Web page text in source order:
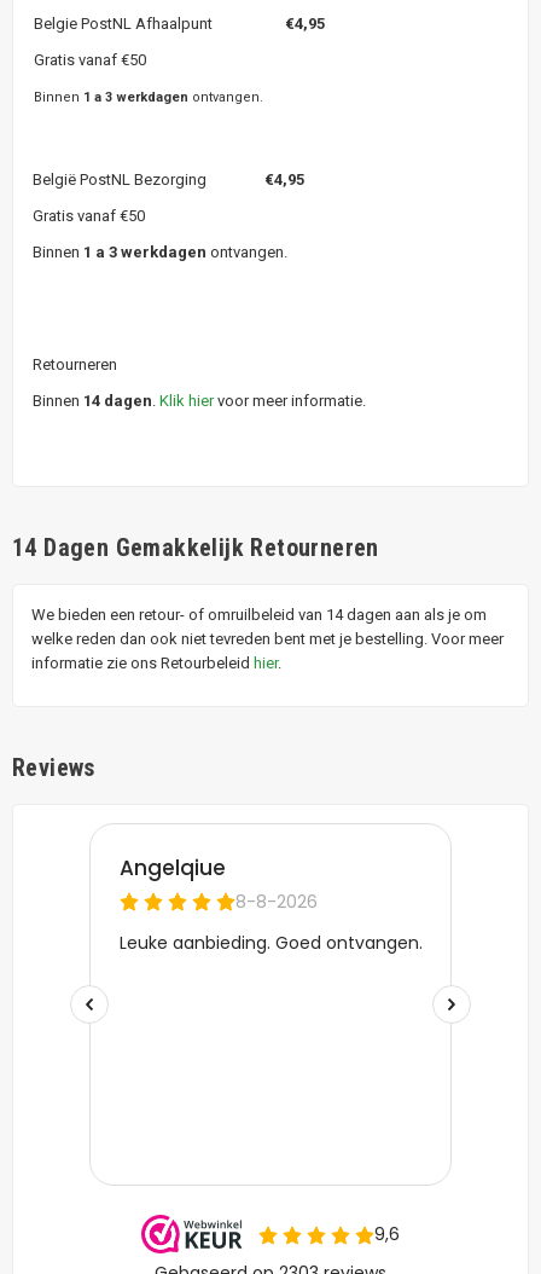
Belgie PostNL Afhaalpunt
€4,95
Gratis vanaf €50
Binnen 1 a 3 werkdagen ontvangen.
België PostNL Bezorging €4,95
Gratis vanaf €50
Binnen 1 a 3 werkdagen ontvangen.
Retourneren
Binnen 14 dagen Klik hiervoor meer informatie.
14 Dagen Gemakkelijk Retourneren
We bieden een retour- of omruilbeleid van 14 dagen aan als je om
welke reden dan ook niet tevreden bent met je bestelling. Voor meer
informatie zie ons Retourbeleid hier.
Reviews